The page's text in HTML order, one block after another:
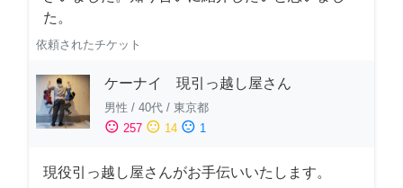
た。
依頼されたチケット
ケーナイ 現引っ越し屋さん
男性 / 40代 / 東京都
sentiment_satisfied 257 sentiment_neutral 14 sentiment_dissatisfied 1
現役引っ越し屋さんがお手伝いいたします。